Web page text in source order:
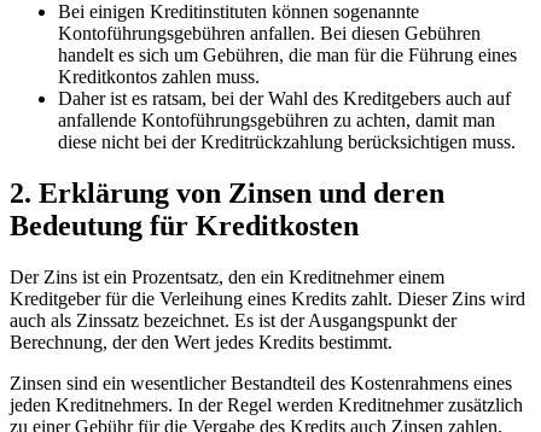
Bei einigen Kreditinstituten⁣ können⁣ sogenannte‌
Kontoführungsgebühren anfallen.⁤ Bei diesen Gebühren
handelt ​es sich‍ um⁤ Gebühren, die ⁤man für die Führung ‍eines
Kreditkontos zahlen muss.
Daher ist es ratsam, ⁣bei der Wahl des Kreditgebers auch auf
anfallende‍ Kontoführungsgebühren zu ⁣achten, damit man
diese ⁣nicht bei der Kreditrückzahlung ⁤berücksichtigen muss.
2. Erklärung von Zinsen ⁣und deren
Bedeutung für Kreditkosten
Der Zins ist ein Prozentsatz, ‍den⁣ ein Kreditnehmer⁣ einem
Kreditgeber⁤ für die Verleihung eines Kredits zahlt.‍ Dieser​ Zins wird
auch als‍ Zinssatz bezeichnet. ​Es ist der Ausgangspunkt ‌der
Berechnung, der den Wert jedes ⁢Kredits bestimmt.
Zinsen sind ein wesentlicher⁢ Bestandteil​ des Kostenrahmens eines
jeden Kreditnehmers. In der Regel werden Kreditnehmer zusätzlich
zu einer Gebühr für die Vergabe des Kredits auch Zinsen zahlen.⁢